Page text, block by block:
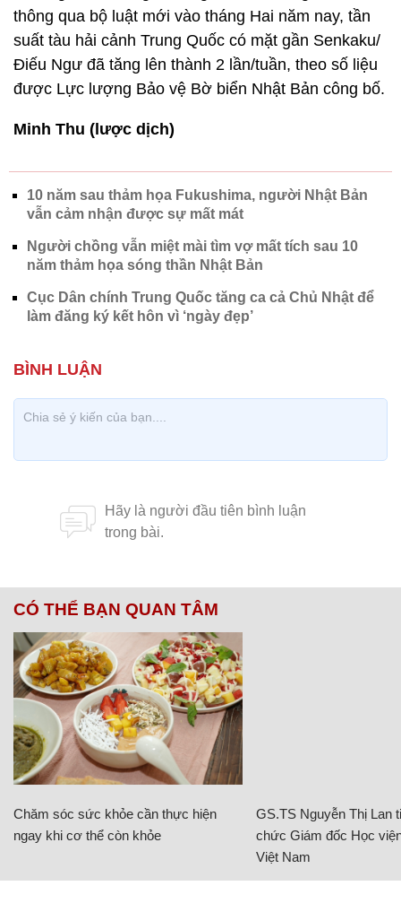
thông qua bộ luật mới vào tháng Hai năm nay, tần
suất tàu hải cảnh Trung Quốc có mặt gần Senkaku/
Điếu Ngư đã tăng lên thành 2 lần/tuần, theo số liệu
được Lực lượng Bảo vệ Bờ biển Nhật Bản công bố.
Minh Thu (lược dịch)
10 năm sau thảm họa Fukushima, người Nhật Bản
vẫn cảm nhận được sự mất mát
Người chồng vẫn miệt mài tìm vợ mất tích sau 10
năm thảm họa sóng thần Nhật Bản
Cục Dân chính Trung Quốc tăng ca cả Chủ Nhật để
làm đăng ký kết hôn vì ‘ngày đẹp’
CÓ THỂ BẠN QUAN TÂM
Chăm sóc sức khỏe cần thực hiện
ngay khi cơ thể còn khỏe
GS.TS Nguyễn Thị Lan
chức Giám đốc Học
Việt Nam